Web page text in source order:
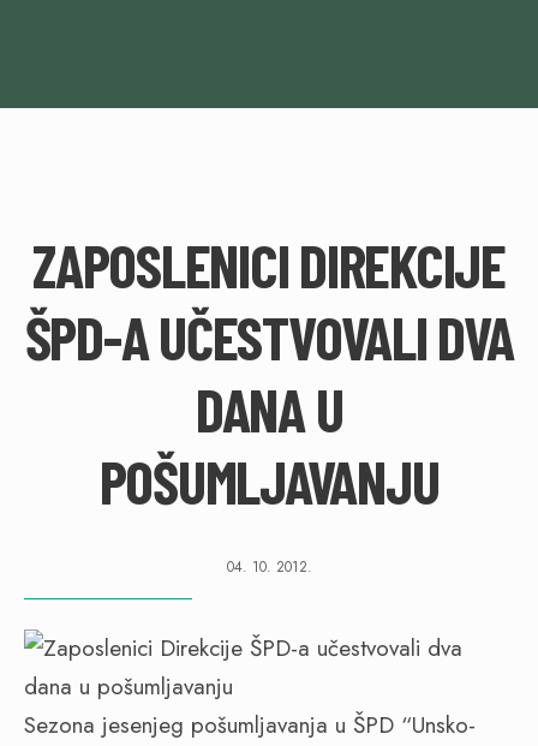
ZAPOSLENICI DIREKCIJE
ŠPD-A UČESTVOVALI DVA
DANA U
POŠUMLJAVANJU
04. 10. 2012.
Sezona jesenjeg pošumljavanja u ŠPD “Unsko-